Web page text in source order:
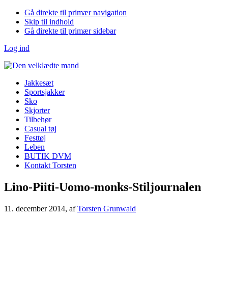
Gå direkte til primær navigation
Skip til indhold
Gå direkte til primær sidebar
Log ind
Jakkesæt
Sportsjakker
Sko
Skjorter
Tilbehør
Casual tøj
Festtøj
Leben
BUTIK DVM
Kontakt Torsten
Lino-Piiti-Uomo-monks-Stiljournalen
11. december 2014, afTorsten Grunwald